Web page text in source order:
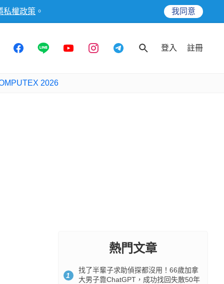
私權政策 。 我同意
登入 註冊
2026
熱門文章
1
找了半輩子求助偵探都沒用！66歲加拿
大男子靠ChatGPT，成功找回失散50年